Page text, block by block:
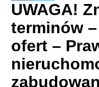
UWAGA!
terminów
ofert –